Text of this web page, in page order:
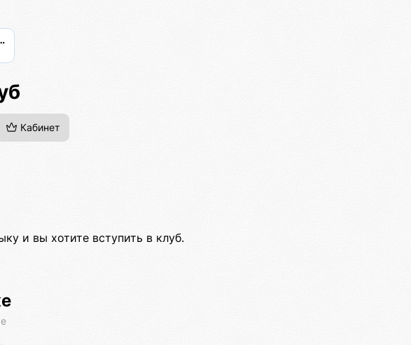
животных
Кабинет
и вы хотите вступить в клуб.